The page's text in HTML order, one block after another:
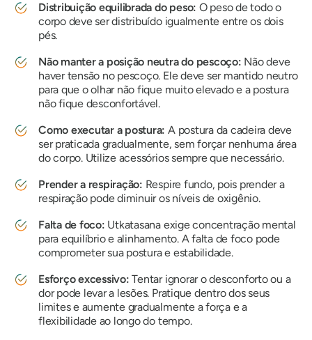
Distribuição equilibrada do peso: O peso de todo o
corpo deve ser distribuído igualmente entre os dois
pés.
Não manter a posição neutra do pescoço: Não deve
haver tensão no pescoço. Ele deve ser mantido neutro
para que o olhar não fique muito elevado e a postura
não fique desconfortável.
Como executar a postura: A postura da cadeira deve
ser praticada gradualmente, sem forçar nenhuma área
do corpo. Utilize acessórios sempre que necessário.
Prender a respiração: Respire fundo, pois prender a
respiração pode diminuir os níveis de oxigênio.
Falta de foco: Utkatasana exige concentração mental
para equilíbrio e alinhamento. A falta de foco pode
comprometer sua postura e estabilidade.
Esforço excessivo: Tentar ignorar o desconforto ou a
dor pode levar a lesões. Pratique dentro dos seus
limites e aumente gradualmente a força e a
flexibilidade ao longo do tempo.